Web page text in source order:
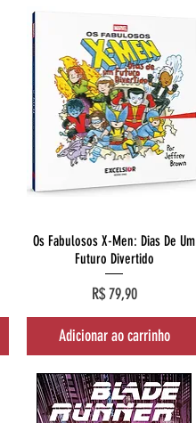
Visualização rápida
Os Fabulosos X-Men: Dias De Um
Futuro Divertido
Preço
R$ 79,90
Adicionar ao carrinho